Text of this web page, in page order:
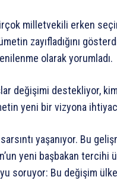
milletvekili erken
zayıfladığını
olarak yorumladı.
değişimi destekliyor,
yeni bir vizyona
yaşanıyor. Bu
yeni başbakan tercihi
soruyor: Bu değişim